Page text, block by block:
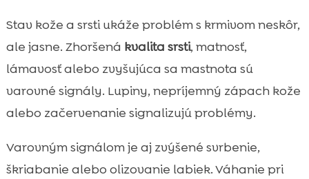
Stav kože a srsti ukáže problém s krmivom neskôr,
ale jasne. Zhoršená kvalita srsti, matnosť,
lámavosť alebo zvyšujúca sa mastnota sú
varovné signály. Lupiny, nepríjemný zápach kože
alebo začervenanie signalizujú problémy.
Varovným signálom je aj zvýšené svrbenie,
škriabanie alebo olizovanie labiek. Váhanie pri